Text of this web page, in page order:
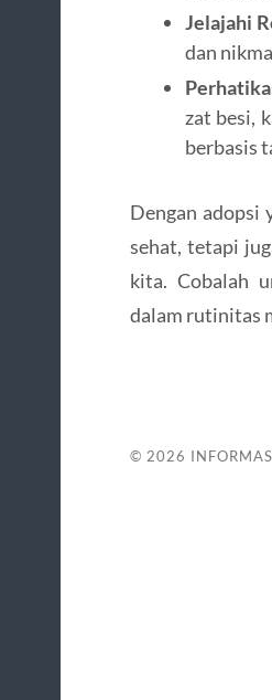
Jelajahi
dan
zat besi,
berbasis
Dengan adopsi
sehat, tetapi
kita. Cobalah
dalam rutinitas
© 2026